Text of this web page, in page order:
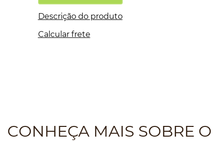
Descrição do produto
Calcular frete
CONHEÇA MAIS SOBRE O